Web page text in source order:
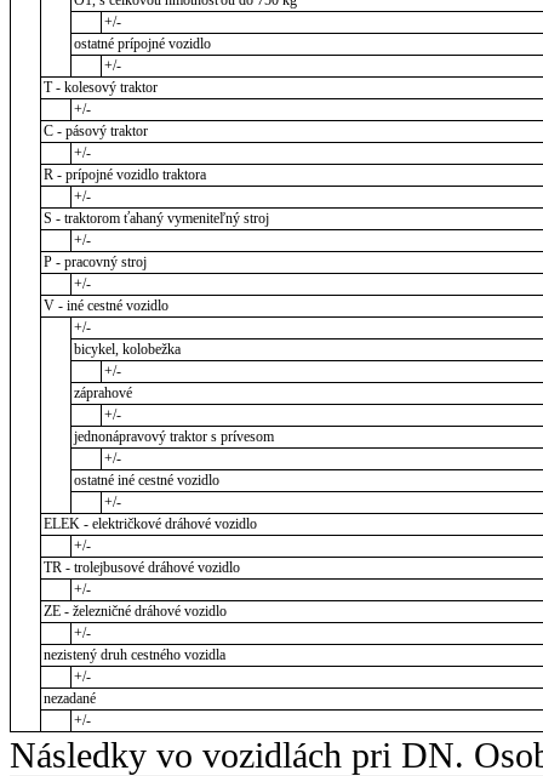
+/-
ostatné prípojné vozidlo
+/-
T - kolesový traktor
+/-
C - pásový traktor
+/-
R - prípojné vozidlo traktora
+/-
S - traktorom ťahaný vymeniteľný stroj
+/-
P - pracovný stroj
+/-
V - iné cestné vozidlo
+/-
bicykel, kolobežka
+/-
záprahové
+/-
jednonápravový traktor s prívesom
+/-
ostatné iné cestné vozidlo
+/-
ELEK - električkové dráhové vozidlo
+/-
TR - trolejbusové dráhové vozidlo
+/-
ZE - železničné dráhové vozidlo
+/-
nezistený druh cestného vozidla
+/-
nezadané
+/-
Následky vo vozidlách pri DN.